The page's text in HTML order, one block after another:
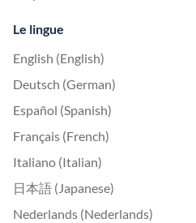
Le lingue
English (English)
Deutsch (German)
Español (Spanish)
Français (French)
Italiano (Italian)
日本語 (Japanese)
Nederlands (Nederlands)